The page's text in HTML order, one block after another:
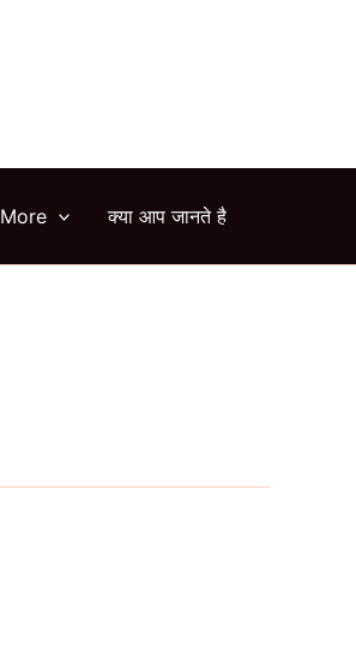
More क्या आप जानते है